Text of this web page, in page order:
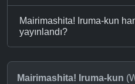
Mairimashita! Iruma-kun
yayınlandı?
Mairimashita! Iruma-kun